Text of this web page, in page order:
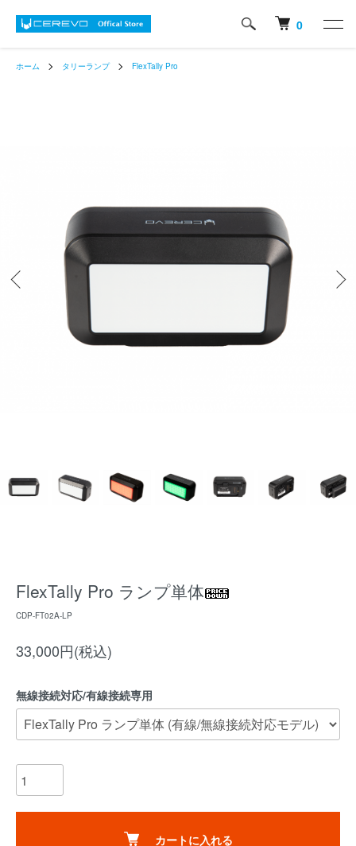
0
ホーム タリーランプ FlexTally Pro
FlexTally Pro ランプ単体
CDP-FT02A-LP
33,000円(税込)
無線接続対応/有線接続専用
カートに入れる